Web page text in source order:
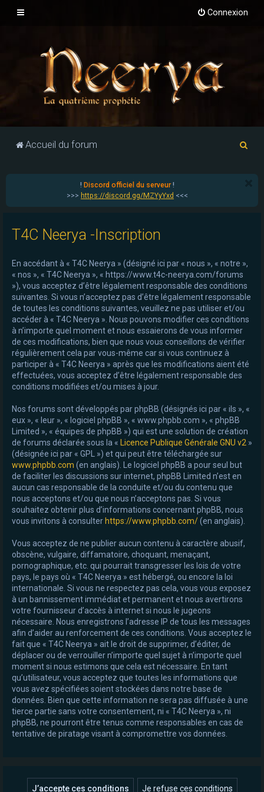
Connexion
Accueil du forum
r
! Discord officiel du serveur!
>>> https://discord.gg/MZYyYxd <<<
T4C Neerya -Inscription
En accédant à « T4C Neerya » (désigné ici par « nous », « notre »,
« nos », « T4C Neerya », « https://www.t4c-neerya.com/forums
»), vous acceptez d’être légalement responsable des conditions
suivantes. Si vous n’acceptez pas d’être légalement responsable
de toutes les conditions suivantes, veuillez ne pas utiliser et/ou
accéder à « T4C Neerya ». Nous pouvons modifier ces conditions
à n’importe quel moment et nous essaierons de vous informer
de ces modifications, bien que nous vous conseillons de vérifier
régulièrement cela par vous-même car si vous continuez à
participer à « T4C Neerya » après que les modifications aient été
effectuées, vous acceptez d’être légalement responsable des
conditions modifiées et/ou mises à jour.
Nos forums sont développés par phpBB (désignés ici par « ils », «
eux », « leur », « logiciel phpBB », « www.phpbb.com », « phpBB
Limited », « équipes de phpBB ») qui est une solution de création
de forums déclarée sous la « Licence Publique Générale GNU v2 »
(désignée ici par « GPL ») et qui peut être téléchargée sur
www.phpbb.com (en anglais). Le logiciel phpBB a pour seul but
de faciliter les discussions sur internet, phpBB Limited n’est en
aucun cas responsable de la conduite et/ou du contenu que
nous acceptons et/ou que nous n’acceptons pas. Si vous
souhaitez obtenir plus d’informations concernant phpBB, nous
vous invitons à consulter https://www.phpbb.com/(en anglais).
Vous acceptez de ne publier aucun contenu à caractère abusif,
obscène, vulgaire, diffamatoire, choquant, menaçant,
pornographique, etc. qui pourrait transgresser les lois de votre
pays, le pays où « T4C Neerya » est hébergé, ou encore la loi
internationale. Si vous ne respectez pas cela, vous vous exposez
à un bannissement immédiat et permanent et nous avertirons
votre fournisseur d’accès à internet si nous le jugeons
nécessaire. Nous enregistrons l’adresse IP de tous les messages
afin d’aider au renforcement de ces conditions. Vous acceptez le
fait que « T4C Neerya » ait le droit de supprimer, d’éditer, de
déplacer ou de verrouiller n’importe quel sujet à n’importe quel
moment si nous estimons que cela est nécessaire. En tant
qu’utilisateur, vous acceptez que toutes les informations que
vous avez spécifiées soient stockées dans notre base de
données. Bien que cette information ne sera pas diffusée à une
tierce partie sans votre consentement, ni « T4C Neerya », ni
phpBB, ne pourront être tenus comme responsables en cas de
tentative de piratage visant à compromettre vos données.